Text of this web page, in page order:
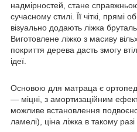
надмірностей, стане
сучасному стилі. Її чіткі, прямі
візуально додають ліжка
Виготовлене ліжко з масиву
покриття дерева дасть змогу
ідеї.
Основою для матраца є
— міцні, з амортизаційним
можливе встановлення
ламелі), ціна ліжка в такому